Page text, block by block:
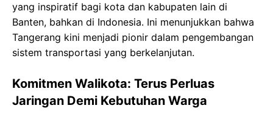
yang inspiratif bagi kota dan kabupaten lain di
Banten, bahkan di Indonesia. Ini menunjukkan bahwa
Tangerang kini menjadi pionir dalam pengembangan
sistem transportasi yang berkelanjutan.
Komitmen Walikota: Terus Perluas
Jaringan Demi Kebutuhan Warga